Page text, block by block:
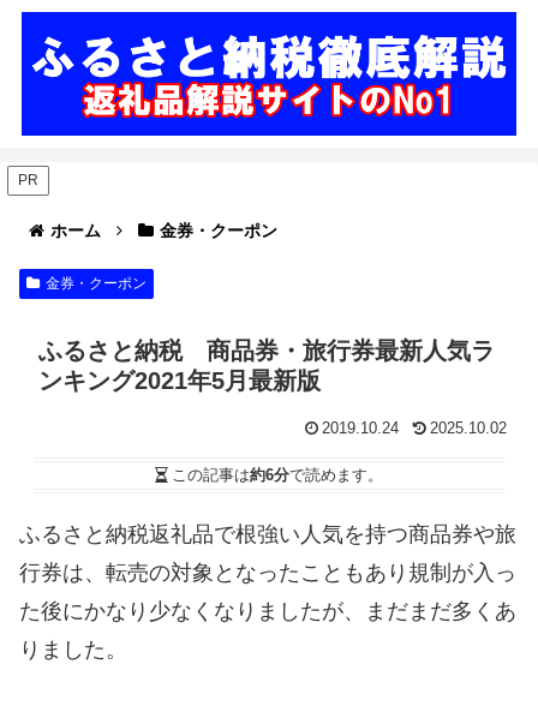
PR
ホーム 金券・クーポン
金券・クーポン
ふるさと納税 商品券・旅行券最新人気ラ
ンキング2021年5月最新版
2019.10.24 2025.10.02
この記事は約6分で読めます。
ふるさと納税返礼品で根強い人気を持つ商品券や旅
行券は、転売の対象となったこともあり規制が入っ
た後にかなり少なくなりましたが、まだまだ多くあ
りました。